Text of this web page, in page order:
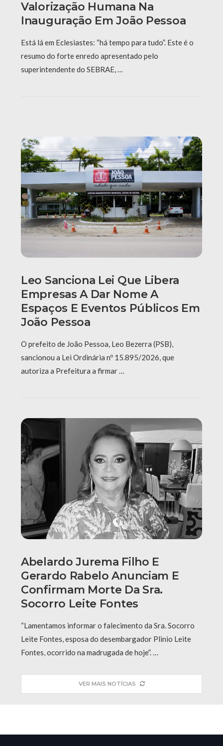
Valorização Humana Na
Inauguração Em João Pessoa
Está lá em Eclesiastes: “há tempo para tudo”. Este é o
resumo do forte enredo apresentado pelo
superintendente do SEBRAE, …
Leo Sanciona Lei Que Libera
Empresas A Dar Nome A
Espaços E Eventos Públicos Em
João Pessoa
O prefeito de João Pessoa, Leo Bezerra (PSB),
sancionou a Lei Ordinária nº 15.895/2026, que
autoriza a Prefeitura a firmar …
Abelardo Jurema Filho E
Gerardo Rabelo Anunciam E
Confirmam Morte Da Sra.
Socorro Leite Fontes
“Lamentamos informar o falecimento da Sra. Socorro
Leite Fontes, esposa do desembargador Plinio Leite
Fontes, ocorrido na madrugada de hoje”. …
VER MAIS NOTÍCIAS